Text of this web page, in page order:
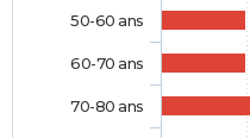
50-60 ans
60-70 ans
70-80 ans